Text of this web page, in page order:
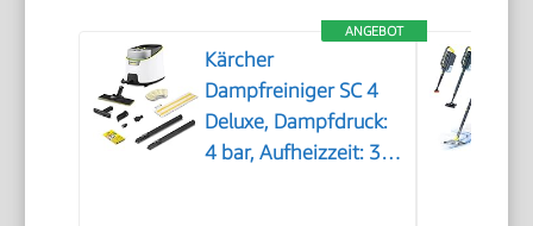
ANGEBOT
Kärcher
Dampfreiniger SC 4
Deluxe, Dampfdruck:
4 bar, Aufheizzeit: 3